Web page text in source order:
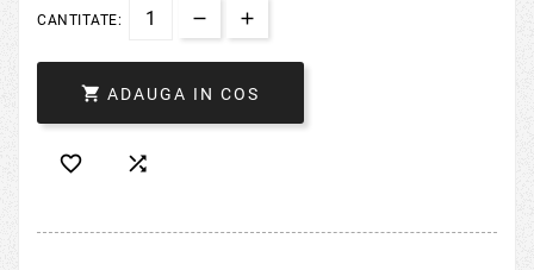
CANTITATE:
 ADAUGA IN COS
 